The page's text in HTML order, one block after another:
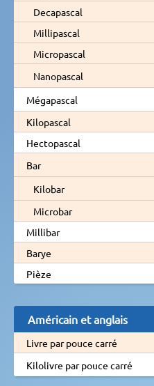
Decapascal
Millipascal
Micropascal
Nanopascal
Mégapascal
Kilopascal
Hectopascal
Bar
Kilobar
Microbar
Millibar
Barye
Pièze
Américain et anglais
Livre par pouce carré
Kilolivre par pouce carré